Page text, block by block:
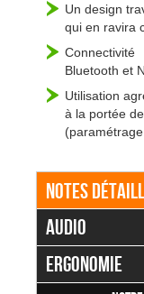
Un design
qui en ravira
Connectivité
Bluetooth et
Utilisation
à la portée
Notes
Audio
Ergonomie